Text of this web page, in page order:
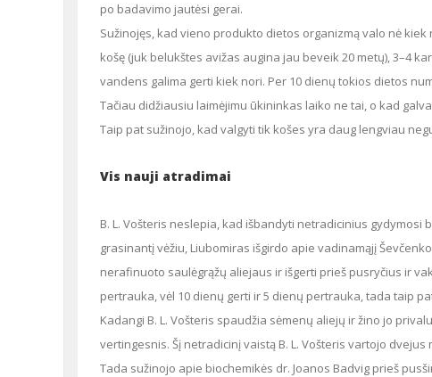
po badavimo jautėsi gerai.
Sužinojęs, kad vieno produkto dietos organizmą valo nė kiek ne prasčiau negu badas, pasiryžo jas išbandyti. Nutarė valgyti avižų
košę (juk belukštes avižas augina jau beveik 20 metų), 3–4
vandens galima gerti kiek nori. Per 10 dienų tokios dietos
Tačiau didžiausiu laimėjimu ūkininkas laiko ne tai, o kad galva tapo daug lengvesnė, atmintis pagerėjo, gyvenimas tarsi prašviesėja.
Taip pat sužinojo, kad valgyti tik košes yra daug lengviau
Vis nauji atradimai
B. L. Vošteris neslepia, kad išbandyti netradicinius gydymosi būdus jis turėjo stiprų motyvą. Sužinojęs apie prostatos išvešėjimą,
grasinantį vėžiu, Liubomiras išgirdo apie vadinamąjį
nerafinuoto saulėgrąžų aliejaus ir išgerti prieš pusryčius ir
pertrauka, vėl 10 dienų gerti ir 5 dienų pertrauka, tada taip
Kadangi B. L. Vošteris spaudžia sėmenų aliejų ir žino jo privalumus, nedvejodamas juo pakeitė nerafinuotą saulėgrąžų aliejų – daug
vertingesnis. Šį netradicinį vaistą B. L. Vošteris vartojo dvejus
Tada sužinojo apie biochemikės dr. Joanos Badvig prieš pusšimtį metų pasiūlytą kitą receptą – sveikatai išsaugoti rekomenduojantį